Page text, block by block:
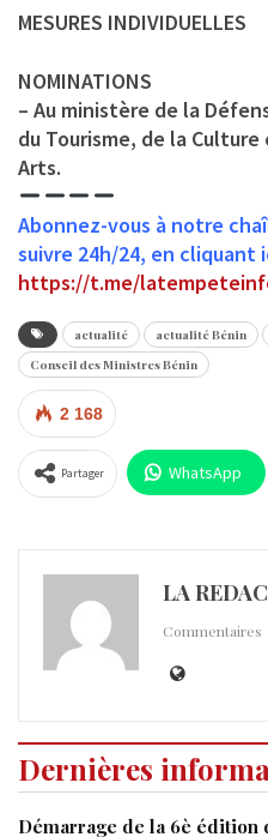
MESURES INDIVIDUELLES
NOMINATIONS
– Au ministère de la
du Tourisme, de la Culture
Arts.
Abonnez-vous à notre
suivre 24h/24, en cliquant
https://t.me/
actualité actualité Bénin
Conseil des Ministres Bénin
2 168
Partager WhatsApp
LA
Commentaires
Dernières
Démarrage de la 6è édition